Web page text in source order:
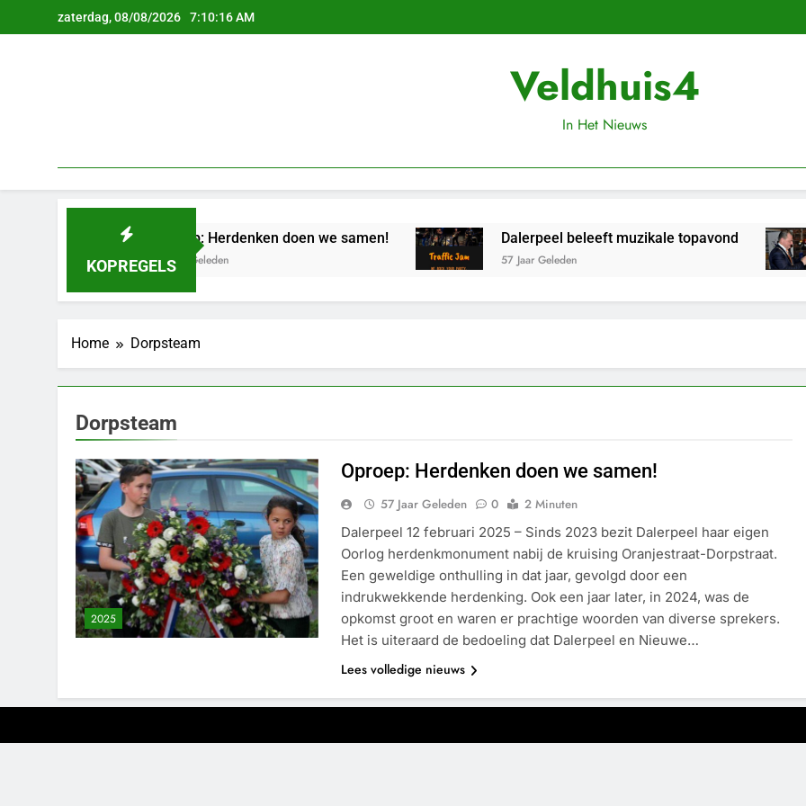
naar
zaterdag, 08/08/2026 7:10:16 AM
Veldhuis4
In Het Nieuws
KOPREGELS
Oproep: Herdenken doen we samen!
57 Jaar Geleden
Dalerpeel beleeft muzikale topavond
57 Jaar Geleden
Home Dorpsteam
Dorpsteam
2025
Oproep: Herdenken doen we samen!
57 Jaar Geleden 0
2 Minuten
Dalerpeel 12 februari 2025 – Sinds 2023 bezit Dalerpeel haar eigen
Oorlog herdenkmonument nabij de kruising Oranjestraat-Dorpstraat.
Een geweldige onthulling in dat jaar, gevolgd door een
indrukwekkende herdenking. Ook een jaar later, in 2024, was de
opkomst groot en waren er prachtige woorden van diverse sprekers.
Het is uiteraard de bedoeling dat Dalerpeel en Nieuwe…
Lees volledige nieuws